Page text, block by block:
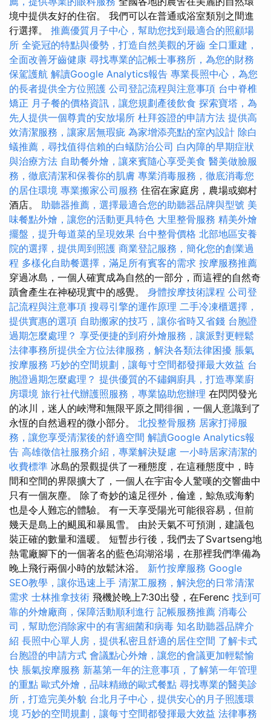
境中提供友好的住宿。 我們可以在普通或浴室類別之間進
行選擇。 推薦優質月子中心，幫助您找到最適合的照顧場
所 全瓷冠的特點與優勢，打造自然美觀的牙齒 全口重建，
全面改善牙齒健康 尋找專業的記帳士事務所，為您的財務
保駕護航 解讀Google Analytics報告 專業長照中心，為您
的長者提供全方位照護 公司登記流程與注意事項 台中脊椎
矯正 月子餐的價格資訊，讓您規劃產後飲食 探索寶塔，為
先人提供一個尊貴的安放場所 杜拜簽證的申請方法 提供高
效清潔服務，讓家居無瑕疵 為家增添亮點的室內設計 除白
蟻推薦，尋找值得信賴的白蟻防治公司 白內障的早期症狀
與治療方法 自助餐外燴，讓來賓隨心享受美食 醫美做臉服
務，徹底清潔和保養你的肌膚 專業消毒服務，徹底消毒您
的居住環境 專業搬家公司服務 住宿在家庭房，農場或鄉村
酒店。 助聽器推薦，選擇最適合您的助聽器品牌與型號 美
味餐點外燴，讓您的活動更具特色 大里整骨服務 精美外燴
擺盤，提升每道菜的呈現效果 台中整骨價格 北部地區安養
院的選擇，提供周到照護 商業登記服務，簡化您的創業過
程 多樣化自助餐選擇，滿足所有賓客的需求 按摩服務推薦
穿過冰島，一個人確實成為自然的一部分，而這裡的自然奇
蹟會產生在神秘現實中的感覺。 身體按摩技術課程 公司登
記流程與注意事項 搜尋引擎的運作原理 二手冷凍櫃選擇，
提供實惠的選項 自助搬家的技巧，讓你省時又省錢 台胞證
過期怎麼處理？ 享受便捷的到府外燴服務，讓派對更輕鬆
法律事務所提供全方位法律服務，解決各類法律困擾 脹氣
按摩服務 巧妙的空間規劃，讓每寸空間都發揮最大效益 台
胞證過期怎麼處理？ 提供優質的不鏽鋼廚具，打造專業廚
房環境 旅行社代辦護照服務，專業協助您辦理 在閃閃發光
的冰川，迷人的峽灣和無限平原之間徘徊，一個人意識到了
永恆的自然過程的微小部分。 北投整骨服務 居家打掃服
務，讓您享受清潔後的舒適空間 解讀Google Analytics報
告 高雄徵信社服務介紹，專業解決疑慮 一小時居家清潔的
收費標準 冰島的景觀提供了一種態度，在這種態度中，時
間和空間的界限擴大了，一個人在宇宙令人驚嘆的交響曲中
只有一個灰塵。 除了奇妙的遠足徑外，倫達，鯨魚或海豹
也是令人難忘的體驗。 有一天享受陽光可能很容易，但前
幾天是島上的颶風和暴風雪。 由於天氣不可預測，建議包
裝正確的數量和溫暖。 短暫步行後，我們去了Svartseng地
熱電廠腳下的一個著名的藍色潟湖浴場，在那裡我們準備為
晚上飛行兩個小時的放鬆沐浴。 新竹按摩服務 Google
SEO教學，讓你迅速上手 清潔工服務，解決您的日常清潔
需求 士林推拿技術 飛機於晚上7:30出發，在Ferenc 找到可
靠的外燴廠商，保障活動順利進行 記帳服務推薦 消毒公
司，幫助您消除家中的有害細菌和病毒 知名助聽器品牌介
紹 長照中心單人房，提供私密且舒適的居住空間 了解卡式
台胞證的申請方式 會議點心外燴，讓您的會議更加輕鬆愉
快 脹氣按摩服務 新墓第一年的注意事項，了解第一年管理
的重點 歐式外燴，品味精緻的歐式餐點 尋找專業的醫美診
所，打造完美外貌 台北月子中心，提供安心的月子照護環
境 巧妙的空間規劃，讓每寸空間都發揮最大效益 法律事務